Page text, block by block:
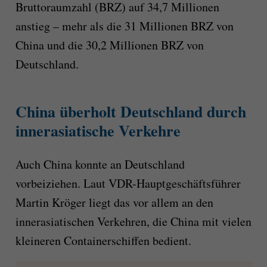
Bruttoraumzahl (BRZ) auf 34,7 Millionen
anstieg – mehr als die 31 Millionen BRZ von
China und die 30,2 Millionen BRZ von
Deutschland.
China überholt Deutschland durch
innerasiatische Verkehre
Auch China konnte an Deutschland
vorbeiziehen. Laut VDR-Hauptgeschäftsführer
Martin Kröger liegt das vor allem an den
innerasiatischen Verkehren, die China mit vielen
kleineren Containerschiffen bedient.